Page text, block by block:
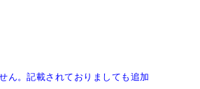
ん。記載されておりましても追加